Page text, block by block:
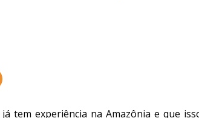
tem experiência na Amazônia e que